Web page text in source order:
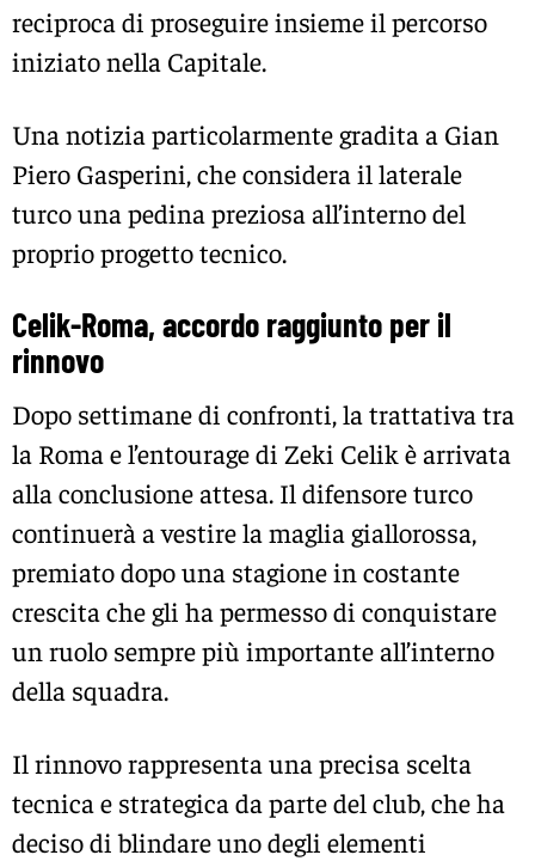
reciproca di proseguire insieme il percorso
iniziato nella Capitale.
Una notizia particolarmente gradita a Gian
Piero Gasperini, che considera il laterale
turco una pedina preziosa all’interno del
proprio progetto tecnico.
Celik-Roma, accordo raggiunto per il
rinnovo
Dopo settimane di confronti, la trattativa tra
la Roma e l’entourage di Zeki Celik è arrivata
alla conclusione attesa. Il difensore turco
continuerà a vestire la maglia giallorossa,
premiato dopo una stagione in costante
crescita che gli ha permesso di conquistare
un ruolo sempre più importante all’interno
della squadra.
Il rinnovo rappresenta una precisa scelta
tecnica e strategica da parte del club, che ha
deciso di blindare uno degli elementi